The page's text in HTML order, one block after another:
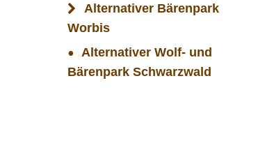
Alternativer Bärenpark
Worbis
Alternativer Wolf- und
Bärenpark Schwarzwald